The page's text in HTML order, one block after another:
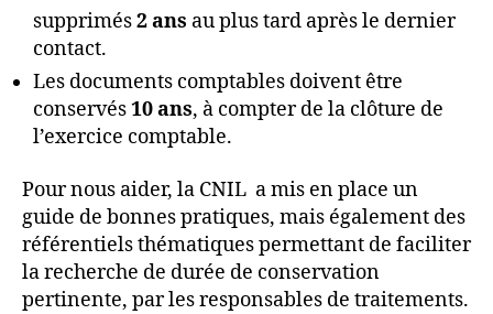
supprimés2 ans au plus tard après le dernier
contact.
Les documents comptables doivent être
conservés10 ans, à compter de la clôture de
l’exercice comptable.
Pour nous aider, la CNIL a mis en place un
guide de bonnes pratiques, mais également des
référentiels thématiques permettant de faciliter
la recherche de durée de conservation
pertinente, par les responsables de traitements.